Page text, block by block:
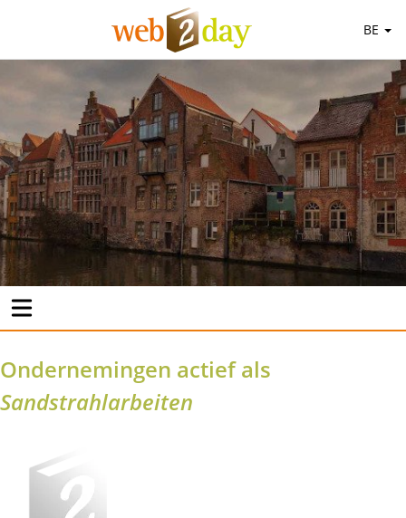
BE
Ondernemingen actief als
Sandstrahlarbeiten